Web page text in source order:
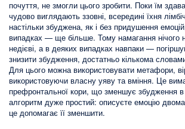
почуття, не змогли цього зробити. Поки їм
чудово виглядають ззовні, всередині їхня
настільки збуджена, як і без придушення
випадках — ще більше. Тому намагання нічого
недієві, а в деяких випадках навпаки —
знизити збудження, достатньо кількома
Для цього можна використовувати метафори,
використовуючи власну уяву та вміння. Це
префронтальної кори, що зменшує збудження в
алгоритм дуже простий: описуєте емоцію
це допомагає її зменшити.